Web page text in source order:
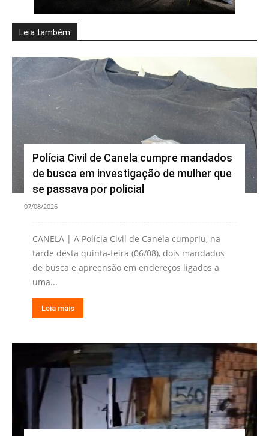
Leia também
Polícia Civil de Canela cumpre mandados
de busca em investigação de mulher que
se passava por policial
07/08/2026
CANELA | A Polícia Civil de Canela cumpriu, na
tarde desta quinta-feira (06/08), dois mandados
de busca e apreensão em endereços ligados a
uma...
Leia mais